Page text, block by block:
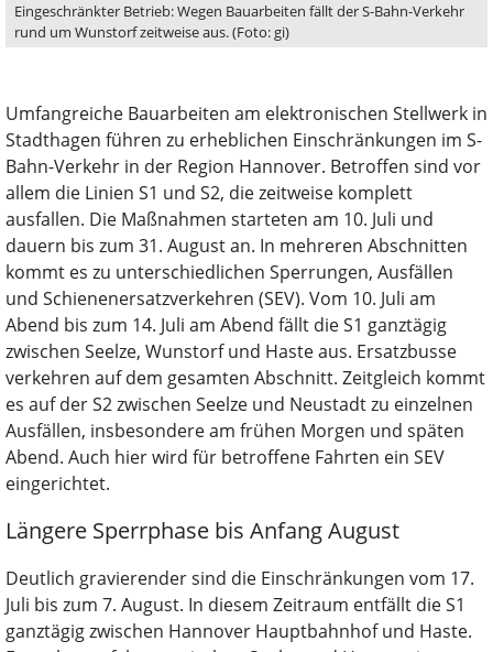
Eingeschränkter Betrieb: Wegen Bauarbeiten fällt der S-Bahn-Verkehr
rund um Wunstorf zeitweise aus. (Foto: gi)
Umfangreiche Bauarbeiten am elektronischen Stellwerk in
Stadthagen führen zu erheblichen Einschränkungen im S-
Bahn-Verkehr in der Region Hannover. Betroffen sind vor
allem die Linien S1 und S2, die zeitweise komplett
ausfallen. Die Maßnahmen starteten am 10. Juli und
dauern bis zum 31. August an. In mehreren Abschnitten
kommt es zu unterschiedlichen Sperrungen, Ausfällen
und Schienenersatzverkehren (SEV). Vom 10. Juli am
Abend bis zum 14. Juli am Abend fällt die S1 ganztägig
zwischen Seelze, Wunstorf und Haste aus. Ersatzbusse
verkehren auf dem gesamten Abschnitt. Zeitgleich kommt
es auf der S2 zwischen Seelze und Neustadt zu einzelnen
Ausfällen, insbesondere am frühen Morgen und späten
Abend. Auch hier wird für betroffene Fahrten ein SEV
eingerichtet.
Längere Sperrphase bis Anfang August
Deutlich gravierender sind die Einschränkungen vom 17.
Juli bis zum 7. August. In diesem Zeitraum entfällt die S1
ganztägig zwischen Hannover Hauptbahnhof und Haste.